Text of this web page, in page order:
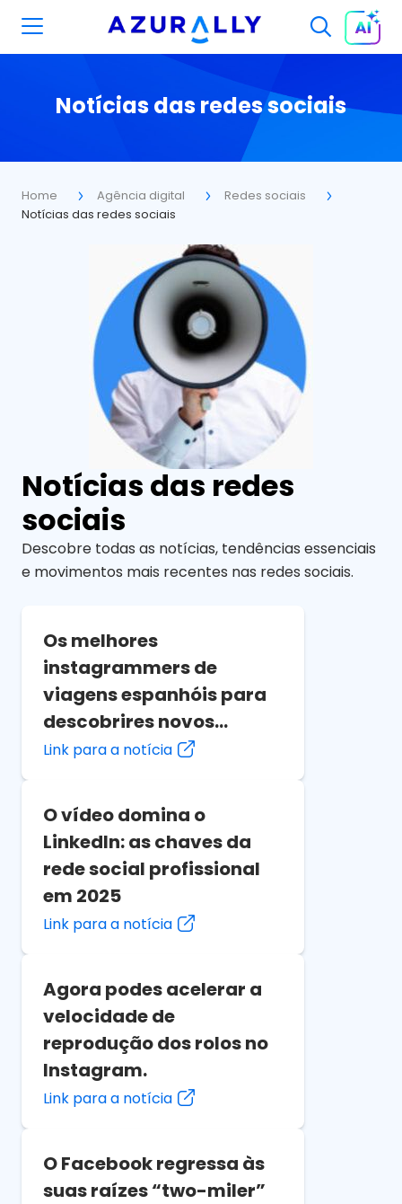
Notícias das redes sociais
Home Agência digital
Redes sociais
Notícias das redes sociais
Notícias das redes
sociais
Descobre todas as notícias, tendências essenciais
e movimentos mais recentes nas redes sociais.
Os melhores
instagrammers de
viagens espanhóis para
descobrires novos
destinos
Link para a notícia
O vídeo domina o
LinkedIn: as chaves da
rede social profissional
em 2025
Link para a notícia
Agora podes acelerar a
velocidade de
reprodução dos rolos no
Instagram.
Link para a notícia
O Facebook regressa às
suas raízes “two-miler”